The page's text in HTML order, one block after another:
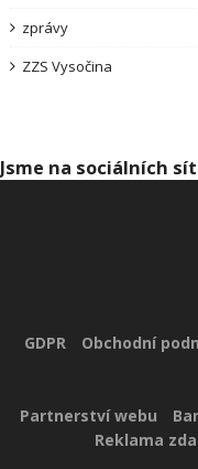
zprávy
ZZS Vysočina
Jsme na sociálních
GDPR Obchodní
Partnerství webu
Reklama